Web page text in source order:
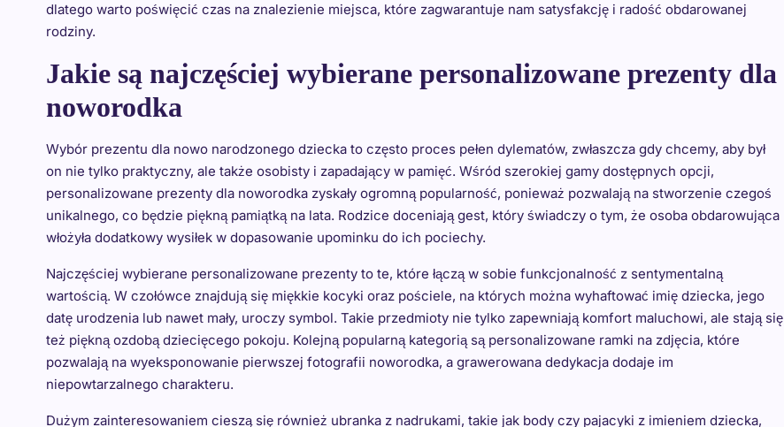
dlatego warto poświęcić czas na znalezienie miejsca, które zagwarantuje nam satysfakcję i radość obdarowanej
rodziny.
Jakie są najczęściej wybierane personalizowane prezenty dla
noworodka
Wybór prezentu dla nowo narodzonego dziecka to często proces pełen dylematów, zwłaszcza gdy chcemy, aby był
on nie tylko praktyczny, ale także osobisty i zapadający w pamięć. Wśród szerokiej gamy dostępnych opcji,
personalizowane prezenty dla noworodka zyskały ogromną popularność, ponieważ pozwalają na stworzenie czegoś
unikalnego, co będzie piękną pamiątką na lata. Rodzice doceniają gest, który świadczy o tym, że osoba obdarowująca
włożyła dodatkowy wysiłek w dopasowanie upominku do ich pociechy.
Najczęściej wybierane personalizowane prezenty to te, które łączą w sobie funkcjonalność z sentymentalną
wartością. W czołówce znajdują się miękkie kocyki oraz pościele, na których można wyhaftować imię dziecka, jego
datę urodzenia lub nawet mały, uroczy symbol. Takie przedmioty nie tylko zapewniają komfort maluchowi, ale stają się
też piękną ozdobą dziecięcego pokoju. Kolejną popularną kategorią są personalizowane ramki na zdjęcia, które
pozwalają na wyeksponowanie pierwszej fotografii noworodka, a grawerowana dedykacja dodaje im
niepowtarzalnego charakteru.
Dużym zainteresowaniem cieszą się również ubranka z nadrukami, takie jak body czy pajacyki z imieniem dziecka,